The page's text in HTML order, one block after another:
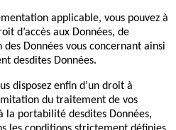
applicable, vous pouvez à
d’accès aux Données, de
Données vous concernant ainsi
desdites Données.
disposez enfin d’un droit à
du traitement de vos
la portabilité desdites Données,